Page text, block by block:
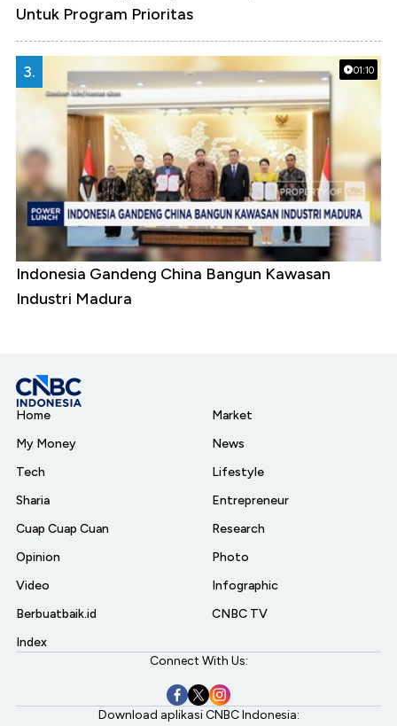
Untuk Program Prioritas
01:10
3.
Indonesia Gandeng China Bangun Kawasan
Industri Madura
Home
My Money
Tech
Sharia
Cuap Cuap Cuan
Opinion
Video
Berbuatbaik.id
Index
Market
News
Lifestyle
Entrepreneur
Research
Photo
Infographic
CNBC TV
Connect With Us:
Download aplikasi CNBC Indonesia: